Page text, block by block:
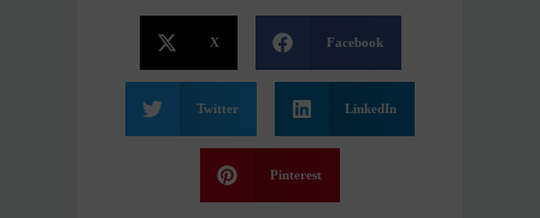
X Facebook
Twitter LinkedIn
Pinterest